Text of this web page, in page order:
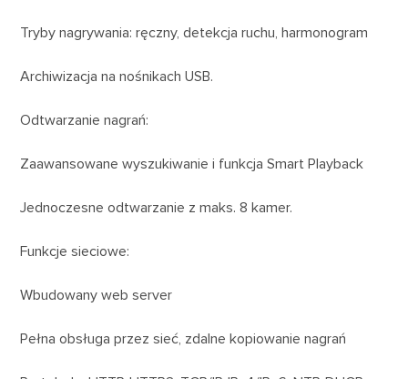
Tryby nagrywania: ręczny, detekcja ruchu, harmonogram
Archiwizacja na nośnikach USB.
Odtwarzanie nagrań:
Zaawansowane wyszukiwanie i funkcja Smart Playback
Jednoczesne odtwarzanie z maks. 8 kamer.
Funkcje sieciowe:
Wbudowany web server
Pełna obsługa przez sieć, zdalne kopiowanie nagrań